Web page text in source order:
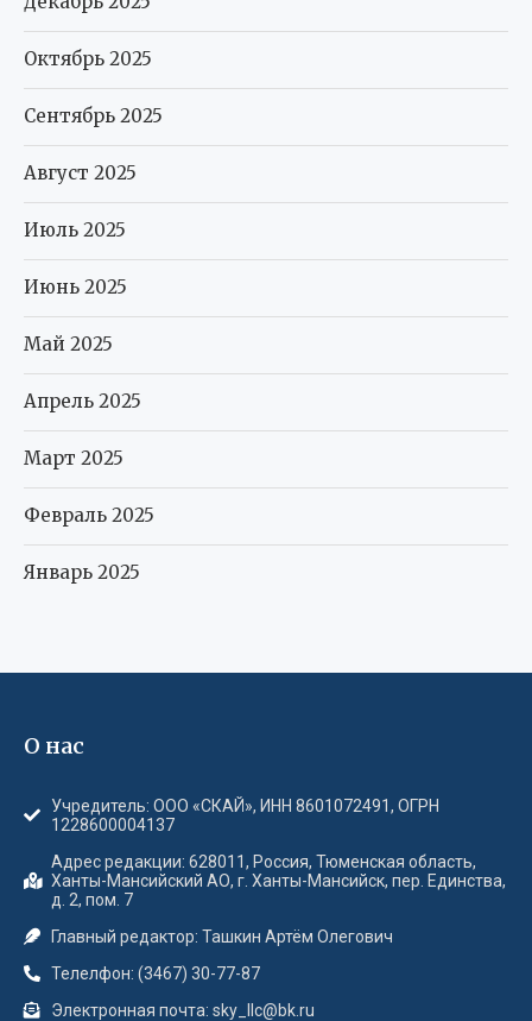
Октябрь 2025
Сентябрь 2025
Август 2025
Июль 2025
Июнь 2025
Май 2025
Апрель 2025
Март 2025
Февраль 2025
Январь 2025
О нас
Учредитель: ООО «СКАЙ», ИНН 8601072491, ОГРН
1228600004137
Адрес редакции: 628011, Россия, Тюменская область,
Ханты-Мансийский АО, г. Ханты-Мансийск, пер. Единства,
д. 2, пом. 7
Главный редактор: Ташкин Артём Олегович
Телелфон: (3467) 30-77-87
Электронная почта: sky_llc@bk.ru